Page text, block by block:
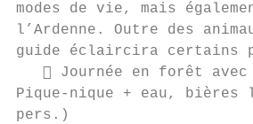
modes de vie, mais
l’Ardenne. Outre des
guide éclaircira certains
 Journée en forêt avec
Pique-nique + eau, bières
pers.)